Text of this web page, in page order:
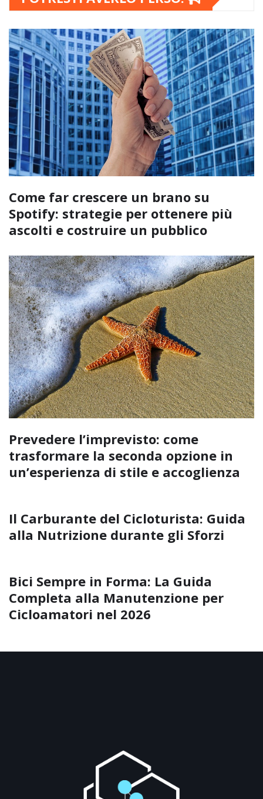
Come far crescere un brano su
Spotify: strategie per ottenere più
ascolti e costruire un pubblico
Prevedere l’imprevisto: come
trasformare la seconda opzione in
un’esperienza di stile e accoglienza
Il Carburante del Cicloturista: Guida
alla Nutrizione durante gli Sforzi
Bici Sempre in Forma: La Guida
Completa alla Manutenzione per
Cicloamatori nel 2026